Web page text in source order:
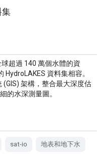
集
超過 140 萬個水體的資
資料集相容。
(GIS) 架構，整合最大深度估
的水深測量圖。
sat-io 地表和地下水